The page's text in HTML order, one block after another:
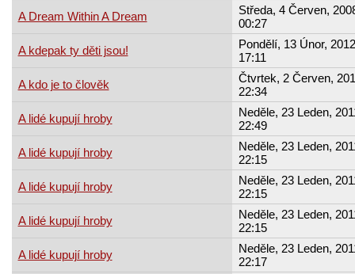
A Dream Within A Dream
Středa, 4 Červen,
00:27
A kdepak ty děti jsou!
Pondělí, 13 Únor,
17:11
A kdo je to člověk
Čtvrtek, 2 Červen,
22:34
A lidé kupují hroby
Neděle, 23 Leden,
22:49
A lidé kupují hroby
Neděle, 23 Leden,
22:15
A lidé kupují hroby
Neděle, 23 Leden,
22:15
A lidé kupují hroby
Neděle, 23 Leden,
22:15
A lidé kupují hroby
Neděle, 23 Leden,
22:17